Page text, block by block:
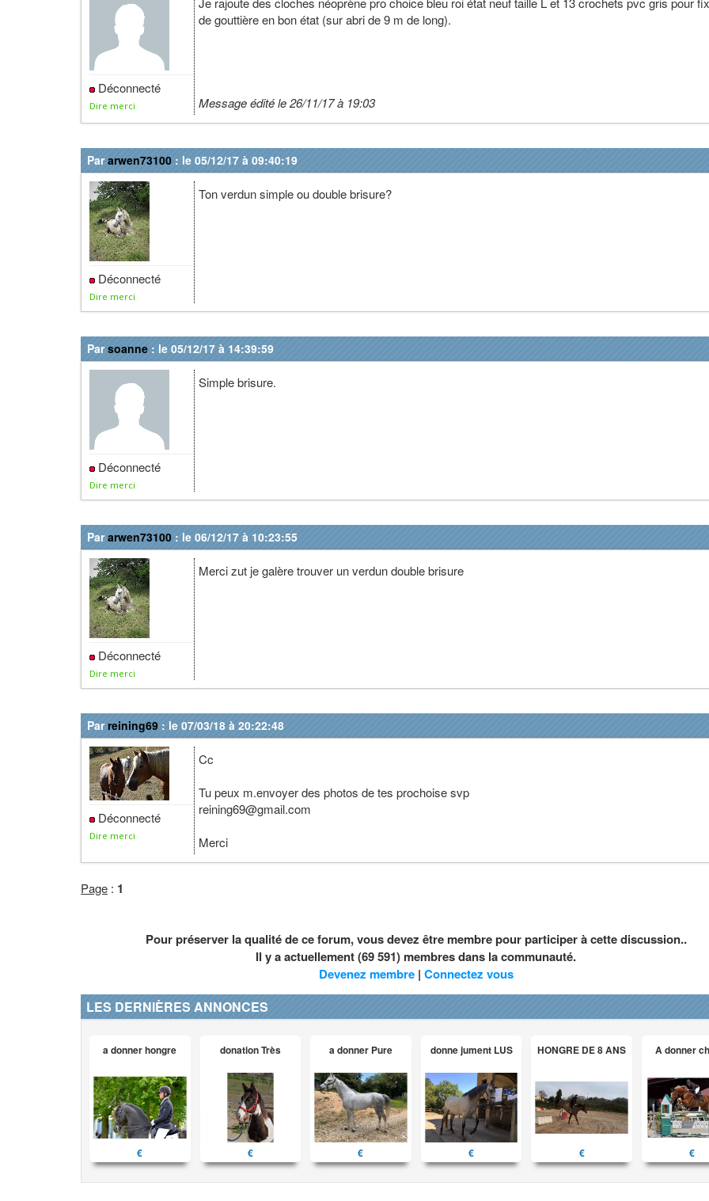
Déconnecté
Dire merci
de gouttière en bon état (sur abri de 9 m de long).
Message édité le 26/11/17 à 19:03
Pararwen73100 : le 05/12/17 à 09:40:19
Déconnecté
Dire merci
Ton verdun simple ou double brisure?
Parsoanne : le 05/12/17 à 14:39:59
Déconnecté
Dire merci
Simple brisure.
Pararwen73100 : le 06/12/17 à 10:23:55
Déconnecté
Dire merci
Merci zut je galère trouver un verdun double brisure
Parreining69 : le 07/03/18 à 20:22:48
Déconnecté
Dire merci
Cc
Tu peux m.envoyer des photos de tes prochoise svp
reining69@gmail.com
Merci
Page : 1
Pour préserver la qualité de ce forum, vous devez être membre pour participer à cette discussion..
Il y a actuellement (69 591) membres dans la communauté.
Devenez membre| Connectez vous
LES DERNIÈRES ANNONCES
a donner hongre
€
donation Très
€
a donner Pure
€
donne jument LUS
€
HONGRE DE 8 ANS
€
A donner
€